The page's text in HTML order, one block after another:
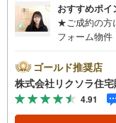
おすすめポイ
★ご成約の方
フォーム物
て 屋根裏収
※当日・翌日
休日 毎週水
せも好評！◇
ゴールド推奨店
株式会社リクソラ住
4.91